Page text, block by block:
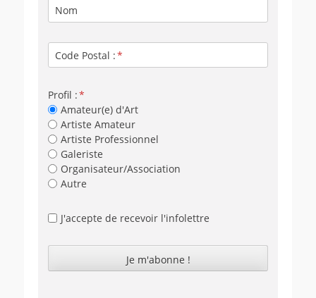
Nom
Code Postal :
Profil :
Amateur(e) d'Art
Artiste Amateur
Artiste Professionnel
Galeriste
Organisateur/Association
Autre
J'accepte de recevoir l'infolettre